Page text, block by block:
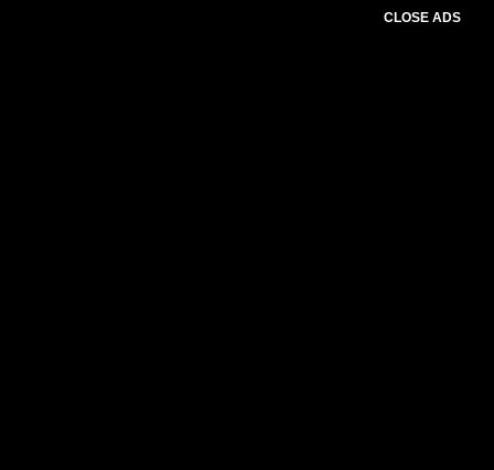
CLOSE ADS